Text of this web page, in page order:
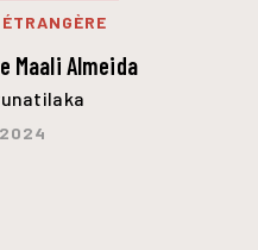
Maali Almeida